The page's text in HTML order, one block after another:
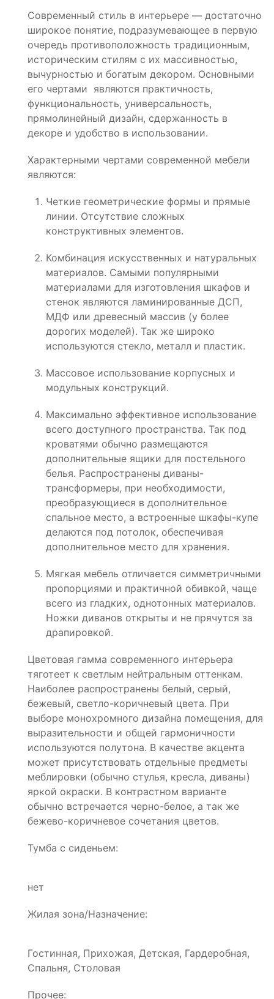
Современный стиль в интерьере — достаточно
широкое понятие, подразумевающее в первую
очередь противоположность традиционным,
историческим стилям с их массивностью,
вычурностью и богатым декором. Основными
его чертами являются практичность,
функциональность, универсальность,
прямолинейный дизайн, сдержанность в
декоре и удобство в использовании.
Характерными чертами современной мебели
являются:
Четкие геометрические формы и прямые
линии. Отсутствие сложных
конструктивных элементов.
Комбинация искусственных и натуральных
материалов. Самыми популярными
материалами для изготовления шкафов и
стенок являются ламинированные ДСП,
МДФ или древесный массив (у более
дорогих моделей). Так же широко
используются стекло, металл и пластик.
Массовое использование корпусных и
модульных конструкций.
Максимально эффективное использование
всего доступного пространства. Так под
кроватями обычно размещаются
дополнительные ящики для постельного
белья. Распространены диваны-
трансформеры, при необходимости,
преобразующиеся в дополнительное
спальное место, а встроенные шкафы-купе
делаются под потолок, обеспечивая
дополнительное место для хранения.
Мягкая мебель отличается симметричными
пропорциями и практичной обивкой, чаще
всего из гладких, однотонных материалов.
Ножки диванов открыты и не прячутся за
драпировкой.
Цветовая гамма современного интерьера
тяготеет к светлым нейтральным оттенкам.
Наиболее распространены белый, серый,
бежевый, светло-коричневый цвета. При
выборе монохромного дизайна помещения, для
выразительности и общей гармоничности
используются полутона. В качестве акцента
может присутствовать отдельные предметы
меблировки (обычно стулья, кресла, диваны)
яркой окраски. В контрастном варианте
обычно встречается черно-белое, а так же
бежево-коричневое сочетания цветов.
Тумба с сиденьем:
нет
Жилая зона/Назначение:
Гостинная, Прихожая, Детская, Гардеробная,
Спальня, Столовая
Прочее: